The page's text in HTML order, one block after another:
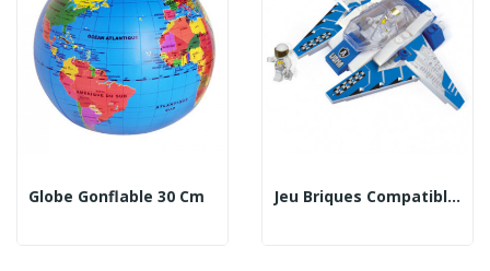
Globe Gonflable 30 Cm Jeu Briques Compatibles - Star Fighter